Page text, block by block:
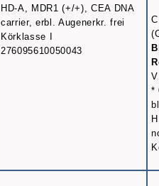
HD-A, MDR1 (+/+), CEA DNA
carrier, erbl. Augenerkr. frei
Körklasse I
276095610050043
*